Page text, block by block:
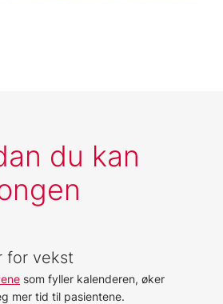
du kan
for vekst
som fyller kalenderen, øker
mer tid til pasientene.